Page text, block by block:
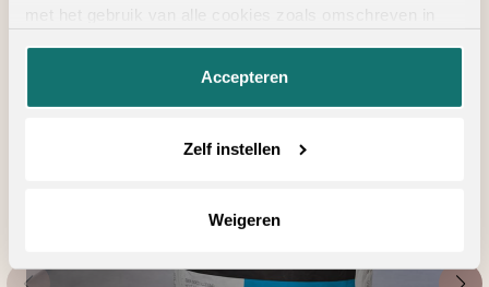
Accepteren
Zelf instellen
Weigeren